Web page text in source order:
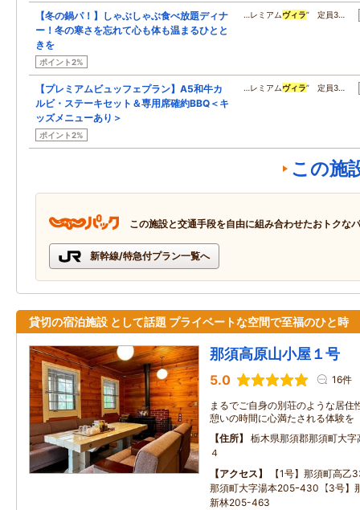
【冬の鍋パ！】しゃぶしゃぶ食べ放題ディナ
ー！冬の寒さを忘れて心も体も温まるひとと
きを
ポイント2%
…レミアムヴィラ” 定員3…
【プレミアムビュッフェプラン】A5和牛カ
ルビ・ステーキセット＆専用席確約BBQ＜キ
ッズメニューあり＞
ポイント2%
…レミアムヴィラ” 定員3…
この施
この施設と交通手段を自由に組み合わせたおトクな
新幹線/特急付プラン一覧へ
貸切の宿泊施設 として話題 プライベートな空間で至福のひと時
那須高原山小屋１号
5.0 16件
まるでご自身の別荘のような居住
憩いの時間に心満たされる体験を
住所
栃木県那須郡那須町大
４
アクセス
【1号】那須町高
那須町大字湯本205ｰ430【3号】
新林205-463